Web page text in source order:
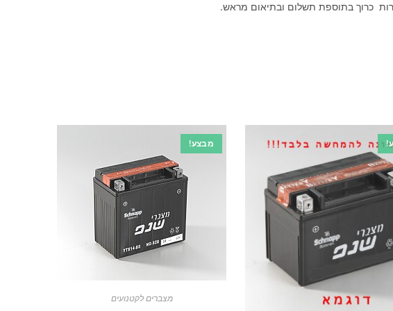
כרוך בתוספת תשלום ובתיאום מראש.
מבצע!
מצברים לקטנועים